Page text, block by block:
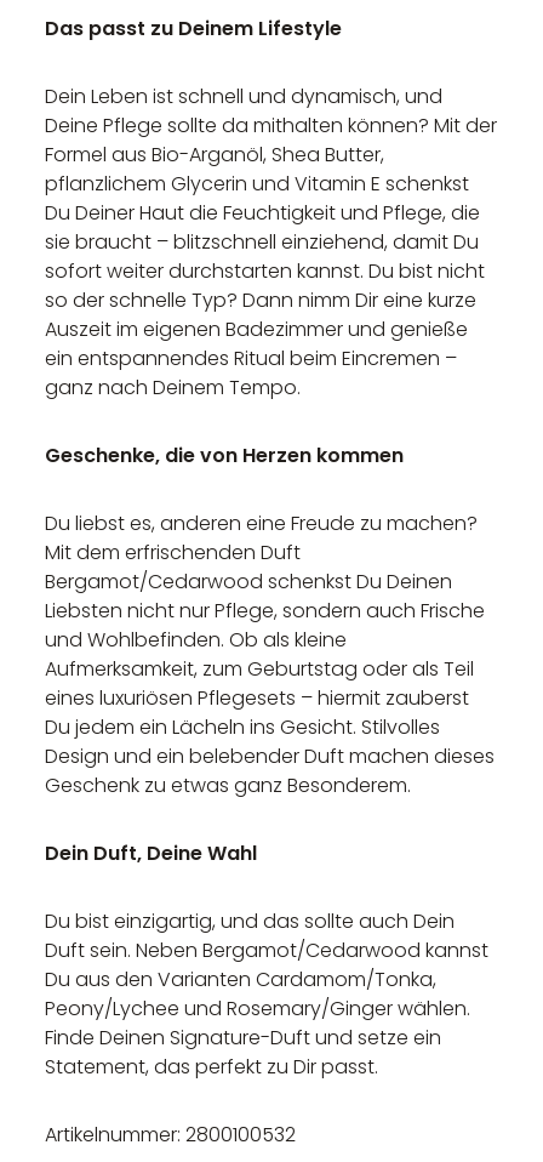
Das passt zu Deinem Lifestyle
Dein Leben ist schnell und dynamisch, und
Deine Pflege sollte da mithalten können? Mit der
Formel aus Bio-Arganöl, Shea Butter,
pflanzlichem Glycerin und Vitamin E schenkst
Du Deiner Haut die Feuchtigkeit und Pflege, die
sie braucht – blitzschnell einziehend, damit Du
sofort weiter durchstarten kannst. Du bist nicht
so der schnelle Typ? Dann nimm Dir eine kurze
Auszeit im eigenen Badezimmer und genieße
ein entspannendes Ritual beim Eincremen –
ganz nach Deinem Tempo.
Geschenke, die von Herzen kommen
Du liebst es, anderen eine Freude zu machen?
Mit dem erfrischenden Duft
Bergamot/Cedarwood schenkst Du Deinen
Liebsten nicht nur Pflege, sondern auch Frische
und Wohlbefinden. Ob als kleine
Aufmerksamkeit, zum Geburtstag oder als Teil
eines luxuriösen Pflegesets – hiermit zauberst
Du jedem ein Lächeln ins Gesicht. Stilvolles
Design und ein belebender Duft machen dieses
Geschenk zu etwas ganz Besonderem.
Dein Duft, Deine Wahl
Du bist einzigartig, und das sollte auch Dein
Duft sein. Neben Bergamot/Cedarwood kannst
Du aus den Varianten Cardamom/Tonka,
Peony/Lychee und Rosemary/Ginger wählen.
Finde Deinen Signature-Duft und setze ein
Statement, das perfekt zu Dir passt.
Artikelnummer: 2800100532